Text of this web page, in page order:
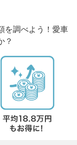
を調べよう！愛車
？